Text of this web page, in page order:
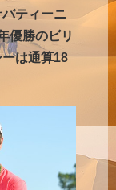
ティーニ
優勝のビリ
は通算18